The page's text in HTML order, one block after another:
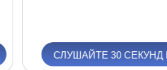
СЛУШАЙТЕ 30